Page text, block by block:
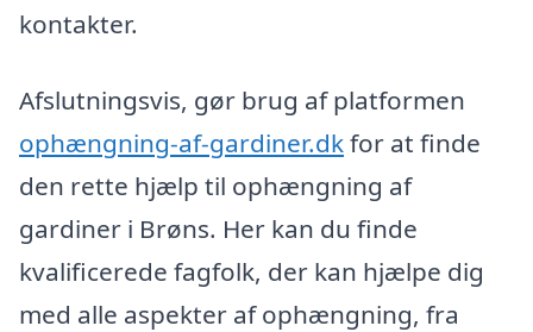
kontakter.
Afslutningsvis, gør brug af platformen
ophængning-af-gardiner.dkfor at finde
den rette hjælp til ophængning af
gardiner i Brøns. Her kan du finde
kvalificerede fagfolk, der kan hjælpe dig
med alle aspekter af ophængning, fra